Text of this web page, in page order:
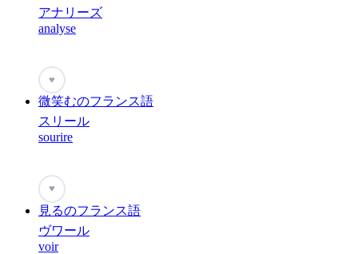
アナリーズ
analyse
♥
微笑むのフランス語
スリール
sourire
♥
見るのフランス語
ヴワール
voir